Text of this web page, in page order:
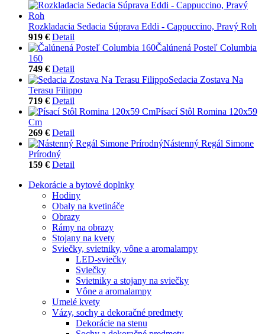
Rozkladacia Sedacia Súprava Eddi - Cappuccino, Pravý Roh
919 € Detail
Čalúnená Posteľ Columbia
160
749 € Detail
Sedacia Zostava Na
Terasu Filippo
719 € Detail
Písací Stôl Romina 120x59
Cm
269 € Detail
Nástenný Regál Simone
Prírodný
159 € Detail
Dekorácie a bytové doplnky
Hodiny
Obaly na kvetináče
Obrazy
Rámy na obrazy
Stojany na kvety
Sviečky, svietniky, vône a aromalampy
LED-sviečky
Sviečky
Svietniky a stojany na sviečky
Vône a aromalampy
Umelé kvety
Vázy, sochy a dekoračné predmety
Dekorácie na stenu